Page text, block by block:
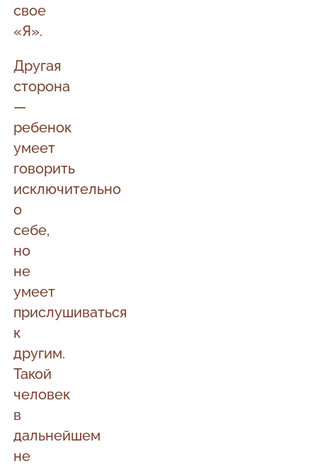
свое
«Я».
Другая
сторона
—
ребенок
умеет
говорить
исключительно
о
себе,
но
не
умеет
прислушиваться
к
другим.
Такой
человек
в
дальнейшем
не